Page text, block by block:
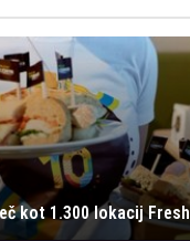
kot 1.300 lokacij